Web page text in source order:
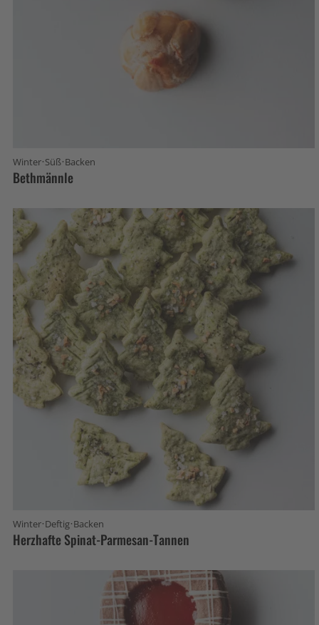
Winter·Süß·Backen
Bethmännle
Winter·Deftig·Backen
Herzhafte Spinat-Parmesan-Tannen